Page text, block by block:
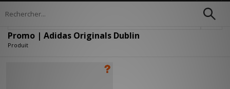
Promo | Adidas Originals Dublin
Produit